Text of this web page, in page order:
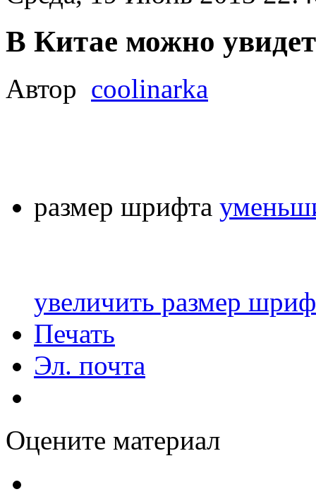
В Китае можно
Автор coolinarka
размер шрифта
увеличить размер
Печать
Эл. почта
Оцените материал